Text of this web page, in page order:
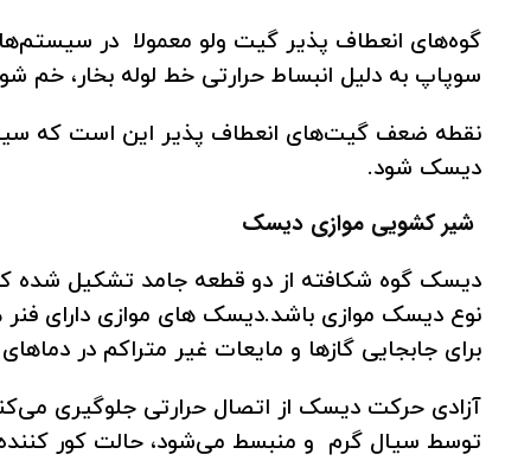
گوه‌های انعطاف پذیر گیت ولو معمولا در
سوپاپ به دلیل انبساط حرارتی خط لوله بخار، خم
نقطه ضعف گیت‌های انعطاف پذیر این است که
دیسک شود.
شیر کشویی موازی دیسک
دیسک گوه شکافته از دو قطعه جامد تشکیل شده
نوع دیسک موازی باشد.دیسک های موازی دارای
برای جابجایی گازها و مایعات غیر متراکم در
آزادی حرکت دیسک از اتصال حرارتی جلوگیری
توسط سیال گرم و منبسط می‌شود، حالت کور کننده